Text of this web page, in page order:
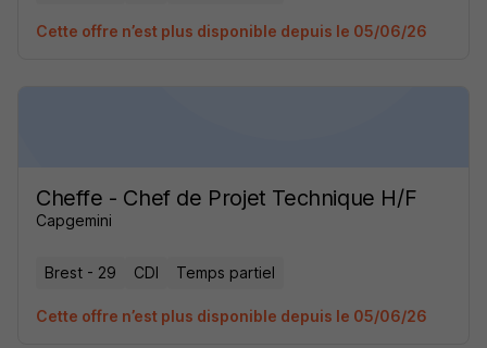
Cette offre n’est plus disponible depuis le 05/06/26
Cheffe - Chef de Projet Technique H/F
Capgemini
Brest - 29 CDI Temps partiel
Cette offre n’est plus disponible depuis le 05/06/26